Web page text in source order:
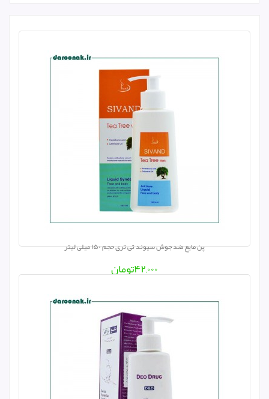
پن مایع ضد جوش سیوند تی تری حجم ۱۵۰ میلی لیتر
۴۲,۰۰۰تومان